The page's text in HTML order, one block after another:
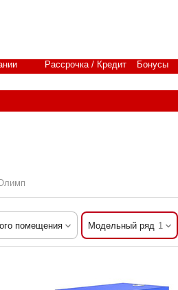
Рассрочка / Кредит Бонусы
помещения Модельный ряд 1